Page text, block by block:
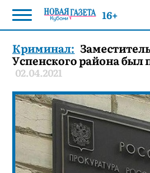
Криминал:
Успенского района был
02.04.2021
16+